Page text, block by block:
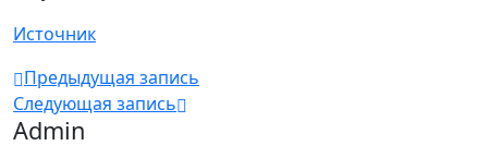
Источник
Предыдущая запись
Следующая запись
Admin